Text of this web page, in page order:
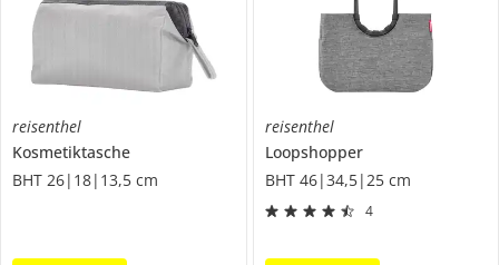
reisenthel
Kosmetiktasche
BHT 26|18|13,5 cm
reisenthel
Loopshopper
BHT 46|34,5|25 cm
4